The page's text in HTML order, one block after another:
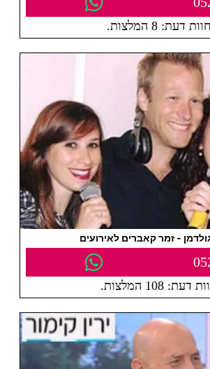
חוות דעת: 8 המלצות.
- זמר קאברים לאירועים
דעת: 108 המלצות.